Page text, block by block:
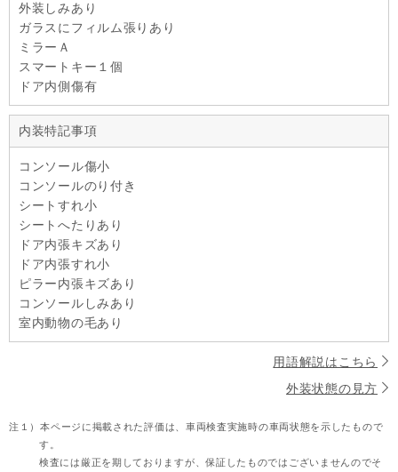
外装しみあり
ガラスにフィルム張りあり
ミラーＡ
スマートキー１個
ドア内側傷有
内装特記事項
コンソール傷小
コンソールのり付き
シートすれ小
シートへたりあり
ドア内張キズあり
ドア内張すれ小
ピラー内張キズあり
コンソールしみあり
室内動物の毛あり
用語解説はこちら
外装状態の見方
注１）本ページに掲載された評価は、車両検査実施時の車両状態を示したもので
す。
検査には厳正を期しておりますが、保証したものではございませんのでそ